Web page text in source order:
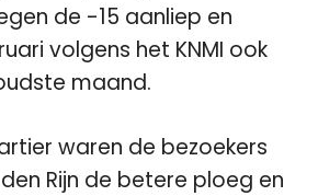
de -15 aanliep en
volgens het KNMI ook
maand.
waren de bezoekers
Rijn de betere ploeg en